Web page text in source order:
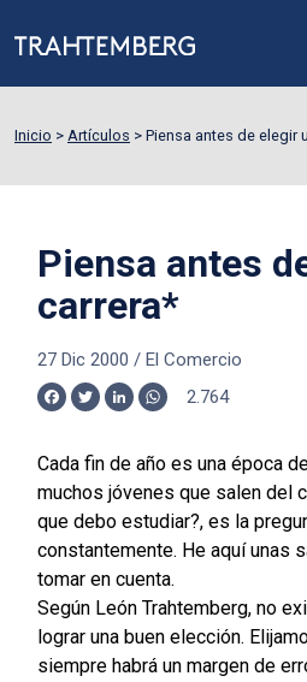
Inicio > Artículos > Piensa antes de elegir
Piensa antes
carrera*
27 Dic 2000 / El Comercio
Facebook
TwitterLinkedInWhatsApp
2.764
Cada fin de año es una época
muchos jóvenes que salen del
que debo estudiar?, es la
constantemente. He aquí unas
tomar en cuenta.
Según León Trahtemberg, no
lograr una buen elección.
siempre habrá un margen de